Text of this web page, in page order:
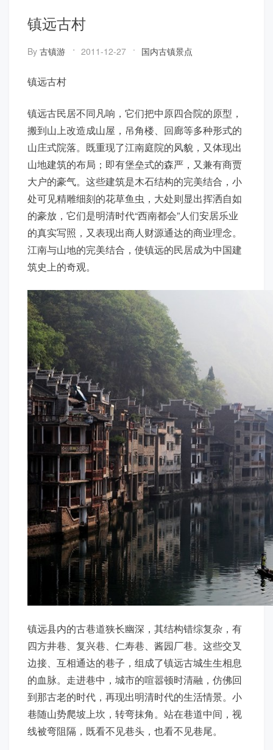
镇远古村
By 古镇游 2011-12-27 国内古镇景点
镇远古村
镇远古民居不同凡响，它们把中原四合院的原型，
搬到山上改造成山屋，吊角楼、回廊等多种形式的
山庄式院落。既重现了江南庭院的风貌，又体现出
山地建筑的布局；即有堡垒式的森严，又兼有商贾
大户的豪气。这些建筑是木石结构的完美结合，小
处可见精雕细刻的花草鱼虫，大处则显出挥洒自如
的豪放，它们是明清时代“西南都会”人们安居乐业
的真实写照，又表现出商人财源通达的商业理念。
江南与山地的完美结合，使镇远的民居成为中国建
筑史上的奇观。
镇远县内的古巷道狭长幽深，其结构错综复杂，有
四方井巷、复兴巷、仁寿巷、酱园厂巷。这些交叉
边接、互相通达的巷子，组成了镇远古城生生相息
的血脉。走进巷中，城市的喧嚣顿时清融，仿佛回
到那古老的时代，再现出明清时代的生活情景。小
巷随山势爬坡上坎，转弯抹角。站在巷道中间，视
线被弯阻隔，既看不见巷头，也看不见巷尾。